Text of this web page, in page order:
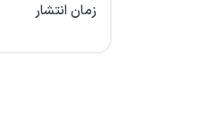
خراسان جنوبیزمان انتشار